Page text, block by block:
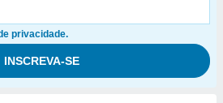
privacidade.